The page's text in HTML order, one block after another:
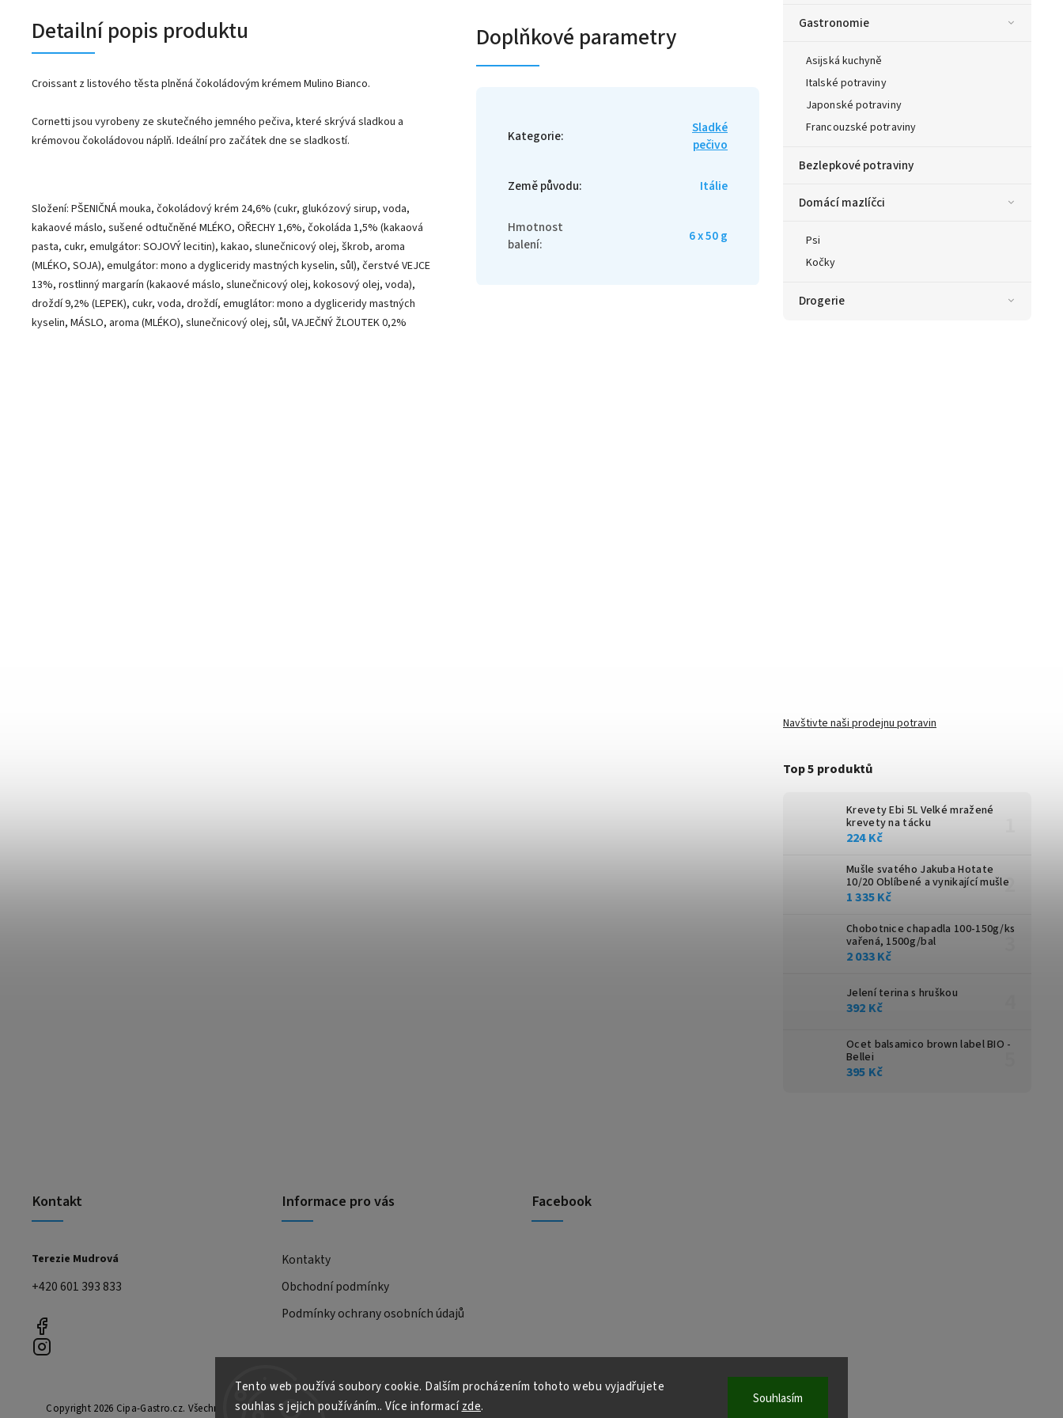
Tento web používá soubory cookie. Dalším procházením tohoto webu vyjadřujete
souhlas s jejich používáním.. Více informacízde. Souhlasím
Gastronomie
Asijská kuchyně
Italské potraviny
Japonské potraviny
Francouzské potraviny
Bezlepkové potraviny
Domácí mazlíčci
Psi
Kočky
Drogerie
Navštivte naši prodejnu potravin
Top 5 produktů
Krevety Ebi 5L Velké mražené
krevety na tácku
224 Kč
Mušle svatého Jakuba Hotate
10/20 Oblíbené a vynikající mušle
1 335 Kč
Chobotnice chapadla 100-150g/ks
vařená, 1500g/bal
2 033 Kč
Jelení terina s hruškou
392 Kč
Ocet balsamico brown label BIO -
Bellei
395 Kč
Detailní popis produktu
Croissant z listového těsta plněná čokoládovým krémem Mulino Bianco.
Cornetti jsou vyrobeny ze skutečného jemného pečiva, které skrývá sladkou a
krémovou čokoládovou náplň. Ideální pro začátek dne se sladkostí.
Složení: PŠENIČNÁ mouka, čokoládový krém 24,6% (cukr, glukózový sirup, voda,
kakaové máslo, sušené odtučněné MLÉKO, OŘECHY 1,6%, čokoláda 1,5% (kakaová
pasta, cukr, emulgátor: SOJOVÝ lecitin), kakao, slunečnicový olej, škrob, aroma
(MLÉKO, SOJA), emulgátor: mono a dygliceridy mastných kyselin, sůl), čerstvé VEJCE
13%, rostlinný margarín (kakaové máslo, slunečnicový olej, kokosový olej, voda),
droždí 9,2% (LEPEK), cukr, voda, droždí, emuglátor: mono a dygliceridy mastných
kyselin, MÁSLO, aroma (MLÉKO), slunečnicový olej, sůl, VAJEČNÝ ŽLOUTEK 0,2%
Doplňkové parametry
Kategorie:
Sladké
pečivo
Země původu: Itálie
Hmotnost
balení: 6 x 50 g
Kontakt
Terezie Mudrová
+420 601 393 833
Informace pro vás
Kontakty
Obchodní podmínky
Podmínky ochrany osobních údajů
Facebook
Copyright 2026 Cipa-Gastro.cz. Všechna práva vyhrazena.